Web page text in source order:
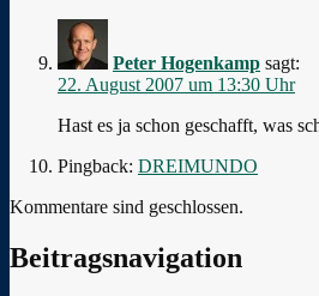
Peter Hogenkamp sagt:
22. August 2007 um 13:30 Uhr
Hast es ja schon geschafft, was
Pingback: DREIMUNDO
Kommentare sind geschlossen.
Beitragsnavigation